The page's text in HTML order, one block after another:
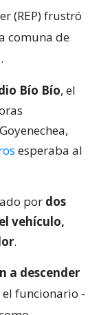
(REP) frustró
comuna de
.
Bío Bío, el
esperaba al
por dos
vehículo,
.
a descender
el funcionario -